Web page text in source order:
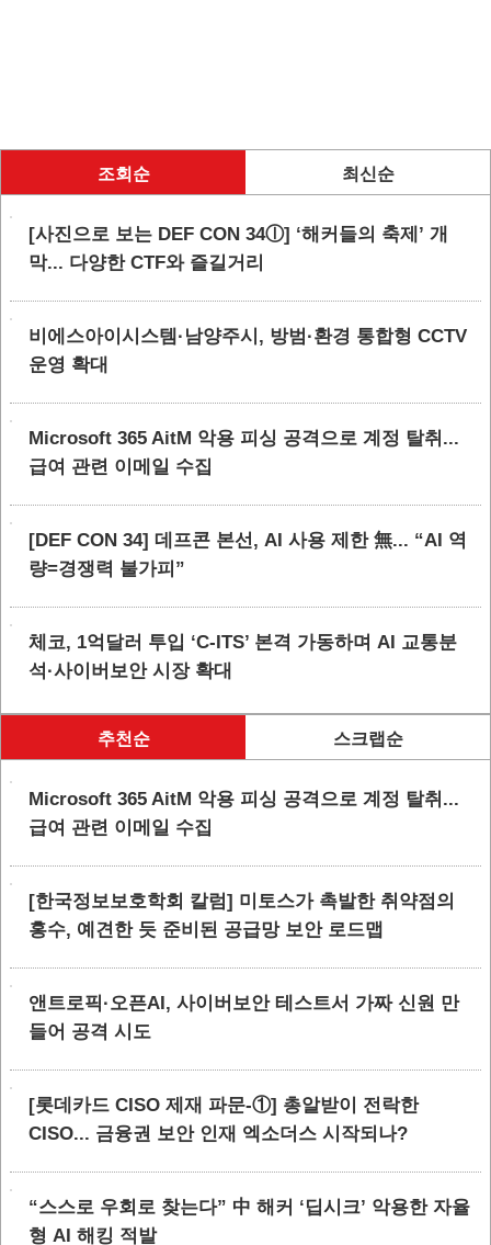
조회순 최신순
[사진으로 보는 DEF CON 34ⓛ] ‘해커들의 축제’ 개
막... 다양한 CTF와 즐길거리
비에스아이시스템·남양주시, 방범·환경 통합형 CCTV
운영 확대
Microsoft 365 AitM 악용 피싱 공격으로 계정 탈취...
급여 관련 이메일 수집
[DEF CON 34] 데프콘 본선, AI 사용 제한 無... “AI 역
량=경쟁력 불가피”
체코, 1억달러 투입 ‘C-ITS’ 본격 가동하며 AI 교통분
석·사이버보안 시장 확대
추천순 스크랩순
Microsoft 365 AitM 악용 피싱 공격으로 계정 탈취...
급여 관련 이메일 수집
[한국정보보호학회 칼럼] 미토스가 촉발한 취약점의
홍수, 예견한 듯 준비된 공급망 보안 로드맵
앤트로픽·오픈AI, 사이버보안 테스트서 가짜 신원 만
들어 공격 시도
[롯데카드 CISO 제재 파문-①] 총알받이 전락한
CISO... 금융권 보안 인재 엑소더스 시작되나?
“스스로 우회로 찾는다” 中 해커 ‘딥시크’ 악용한 자율
형 AI 해킹 적발